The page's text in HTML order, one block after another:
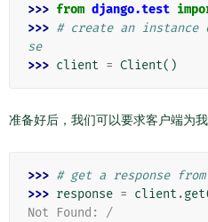
>>> from django.test
>>> # create an
se
>>> client = Client()
准备好后，我们可以要求客户端为
>>> # get a response
>>> response = client .get
Not Found: /